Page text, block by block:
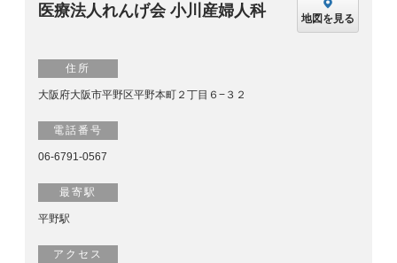
医療法人れんげ会 小川産婦人科 地図を見る
住所
大阪府大阪市平野区平野本町２丁目６−３２
電話番号
06-6791-0567
最寄駅
平野駅
アクセス